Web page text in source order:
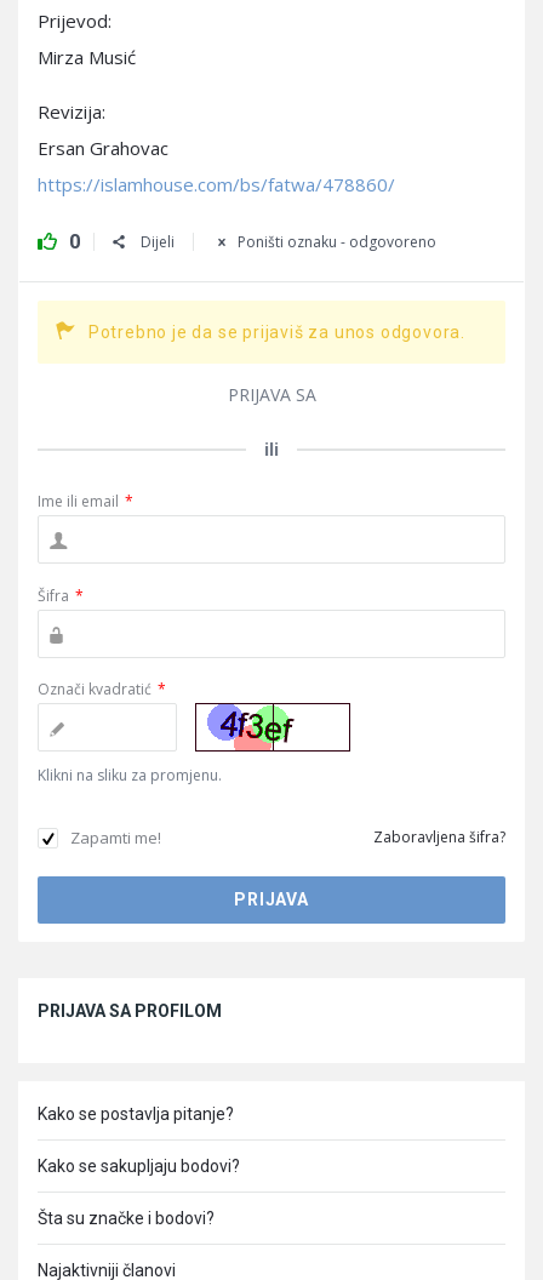
Prijevod:
Mirza Musić
Revizija:
Ersan Grahovac
https://islamhouse.com/bs/fatwa/478860/
0 Dijeli Poništi oznaku - odgovoreno
Potrebno je da se prijaviš za unos odgovora.
PRIJAVA SA
ili
Ime ili email *
Šifra *
Označi kvadratić *
Klikni na sliku za promjenu.
Zapamti me! Zaboravljena šifra?
PRIJAVA SA PROFILOM
Kako se postavlja pitanje?
Kako se sakupljaju bodovi?
Šta su značke i bodovi?
Najaktivniji članovi